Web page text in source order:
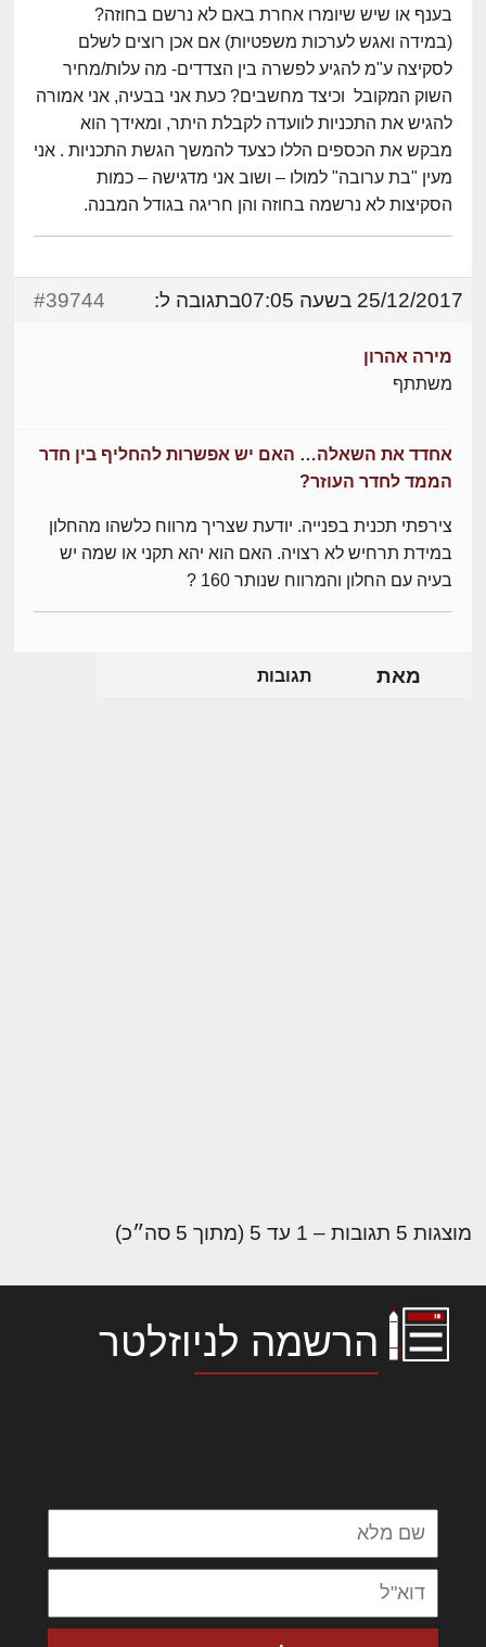
בענף או שיש שיומרו אחרת באם לא נרשם בחוזה?
(במידה ואגש לערכות משפטיות) אם אכן רוצים לשלם
לסקיצה ע"מ להגיע לפשרה בין הצדדים- מה עלות/מחיר
השוק המקובל וכיצד מחשבים? כעת אני בבעיה, אני אמורה
להגיש את התכניות לוועדה לקבלת היתר, ומאידך הוא
מבקש את הכספים הללו כצעד להמשך הגשת התכניות . אני
מעין "בת ערובה" למולו – ושוב אני מדגישה – כמות
הסקיצות לא נרשמה בחוזה והן חריגה בגודל המבנה.
25/12/2017 בשעה 07:05 בתגובה ל: #39744
מירה אהרון
משתתף
אחדד את השאלה… האם יש אפשרות להחליף בין חדר
הממד לחדר העוזר?
צירפתי תכנית בפנייה. יודעת שצריך מרווח כלשהו מהחלון
במידת תרחיש לא רצויה. האם הוא יהא תקני או שמה יש
בעיה עם החלון והמרווח שנותר 160 ?
מאת תגובות
מוצגות 5 תגובות – 1 עד 5 (מתוך 5 סה״כ)
הרשמה לניוזלטר